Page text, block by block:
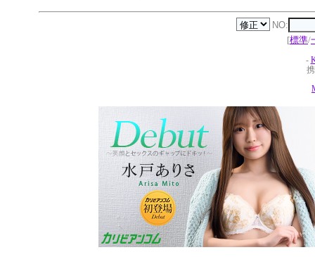
NO:
[標準/
-